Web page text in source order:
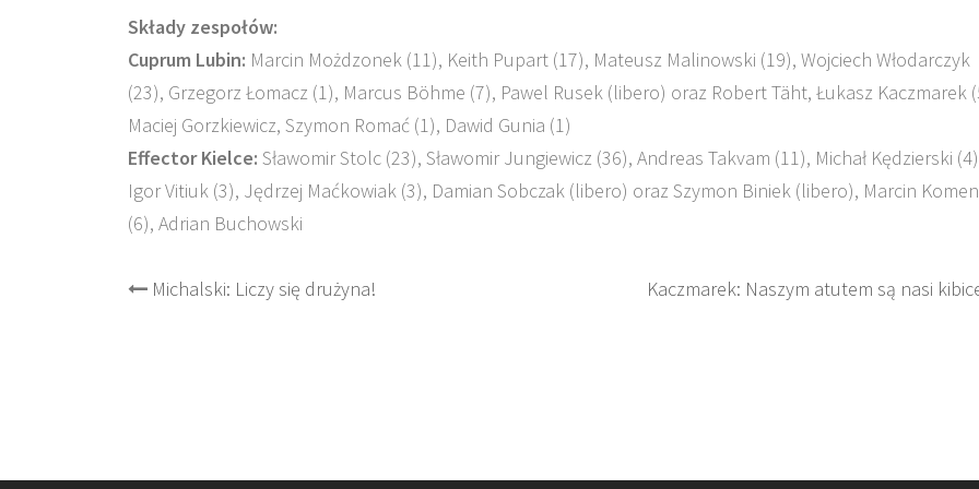
Składy zespołów:
Cuprum Lubin: Marcin Możdzonek (11), Keith Pupart (17), Mateusz Malinowski (19), Wojciech Włodarczyk
(23), Grzegorz Łomacz (1), Marcus Böhme (7), Pawel Rusek (libero) oraz Robert Täht, Łukasz Kaczmarek
Maciej Gorzkiewicz, Szymon Romać (1), Dawid Gunia (1)
Effector Kielce: Sławomir Stolc (23), Sławomir Jungiewicz (36), Andreas Takvam (11), Michał Kędzierski
Igor Vitiuk (3), Jędrzej Maćkowiak (3), Damian Sobczak (libero) oraz Szymon Biniek (libero), Marcin
(6), Adrian Buchowski
Post
Michalski: Liczy się drużyna! Kaczmarek: Naszym atutem są nasi